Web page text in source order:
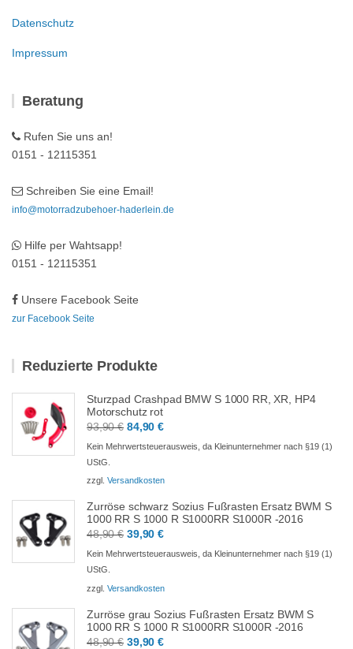
Datenschutz
Impressum
Beratung
Rufen Sie uns an!
0151 - 12115351
Schreiben Sie eine Email!
info@motorradzubehoer-haderlein.de
Hilfe per Wahtsapp!
0151 - 12115351
Unsere Facebook Seite
zur Facebook Seite
Reduzierte Produkte
Sturzpad Crashpad BMW S 1000 RR, XR, HP4
Motorschutz rot
93,90€ Ursprünglicher
Preis
93,90 €
84,90€Aktueller
Preis
84,90 €.
Kein Mehrwertsteuerausweis, da Kleinunternehmer nach §19 (1)
UStG.
zzgl. Versandkosten
Zurröse schwarz Sozius Fußrasten Ersatz BWM S
1000 RR S 1000 R S1000RR S1000R -2016
48,90€ Ursprünglicher
Preis
48,90 €
39,90€Aktueller
Preis
39,90 €.
Kein Mehrwertsteuerausweis, da Kleinunternehmer nach §19 (1)
UStG.
zzgl. Versandkosten
Zurröse grau Sozius Fußrasten Ersatz BWM S
1000 RR S 1000 R S1000RR S1000R -2016
48,90€ Ursprünglicher
39,90€Aktueller